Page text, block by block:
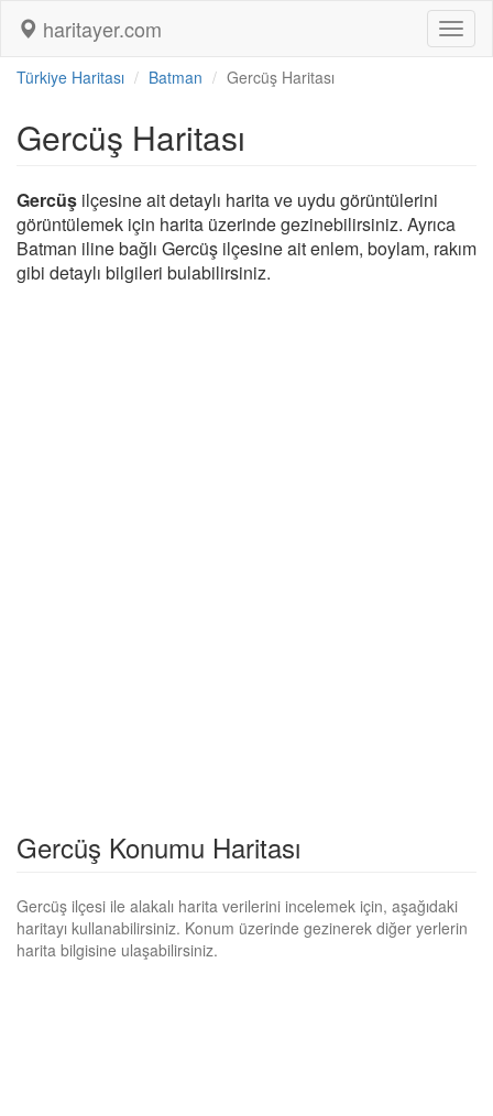
haritayer.com
Türkiye Haritası Batman Gercüş Haritası
Gercüş Haritası
Gercüş ilçesine ait detaylı harita ve uydu görüntülerini
görüntülemek için harita üzerinde gezinebilirsiniz. Ayrıca
Batman iline bağlı Gercüş ilçesine ait enlem, boylam, rakım
gibi detaylı bilgileri bulabilirsiniz.
Gercüş Konumu Haritası
Gercüş ilçesi ile alakalı harita verilerini incelemek için, aşağıdaki
haritayı kullanabilirsiniz. Konum üzerinde gezinerek diğer yerlerin
harita bilgisine ulaşabilirsiniz.